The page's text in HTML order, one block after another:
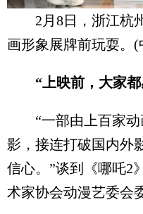
2月8日，浙江杭
画形象展牌前玩耍。
“上映前，大家
“一部由上百家动
影，接连打破国内外
信心。”谈到《哪吒2
术家协会动漫艺委会